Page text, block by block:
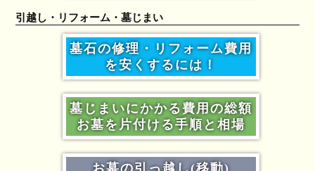
引越し・リフォーム・墓じまい
墓石の修理・リフォーム費用
を安くするには！
墓じまいにかかる費用の総額
お墓を片付ける手順と相場
お墓の引っ越し(移動)